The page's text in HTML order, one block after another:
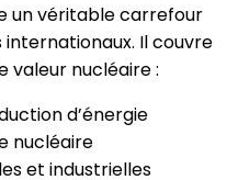
un véritable carrefour
Il couvre
valeur nucléaire :
d’énergie
nucléaire
et industrielles